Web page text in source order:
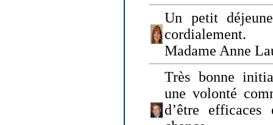
Un petit
cordialement.
Madame Anne
Très bonne
une volonté
d’être